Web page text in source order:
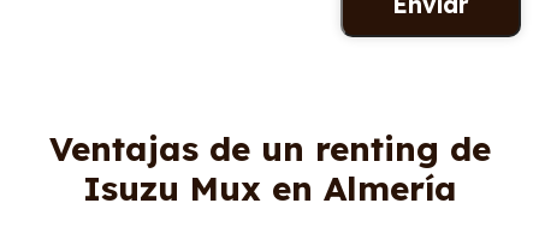
Ventajas de un renting de
Isuzu Mux en Almería